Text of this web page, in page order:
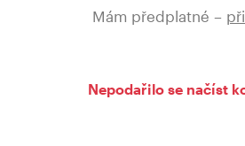
Mám předplatné –
Nepodařilo se načíst